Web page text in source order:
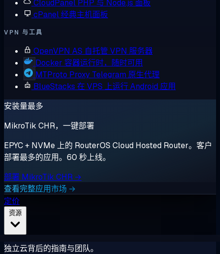
CloudPanel PHP 与 Node.js 面板
cPanel经典主机面板
VPN 与工具
OpenVPN AS 自托管 VPN 服务器
Docker 容器运行时，随时可用
MTProto Proxy Telegram 原生代理
BlueStacks 在 VPS 上运行 Android 应用
安装量最多
MikroTik CHR，一键部署
EPYC + NVMe 上的 RouterOS Cloud Hosted Router。客户
部署最多的应用。60 秒上线。
部署 MikroTik CHR →
查看完整应用市场 →
定价
独立云背后的指南与团队。